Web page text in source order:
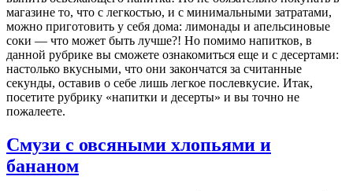
магазине то, что с легкостью, и с минимальными затратами,
можно приготовить у себя дома: лимонады и апельсиновые
соки — что может быть лучше?! Но помимо напитков, в
данной рубрике вы сможете ознакомиться еще и с десертами:
настолько вкусными, что они закончатся за считанные
секунды, оставив о себе лишь легкое послевкусие. Итак,
посетите рубрику «напитки и десерты» и вы точно не
пожалеете.
Смузи с овсяными хлопьями и
бананом